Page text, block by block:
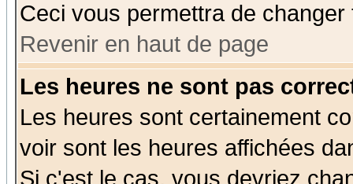
Ceci vous permettra de
Revenir en haut de page
Les heures ne sont pas
Les heures sont certainement
voir sont les heures affichées
Si c'est le cas, vous devriez